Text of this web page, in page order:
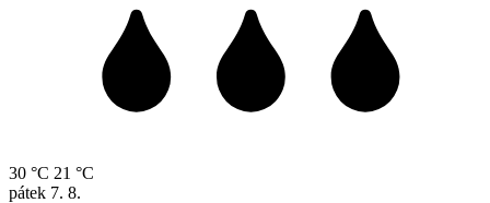
30 °C 21 °C
pátek 7. 8.